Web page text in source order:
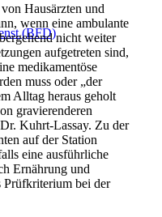
(BFD)
Hausärzten und
wenn eine ambulante
nicht weiter
aufgetreten sind,
medikamentöse
muss oder „der
Alltag heraus geholt
gravierenderen
Kuhrt-Lassay. Zu der
auf der Station
eine ausführliche
Ernährung und
Prüfkriterium bei der